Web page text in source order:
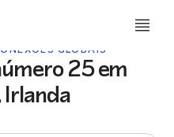
GLOBAIS
25 em